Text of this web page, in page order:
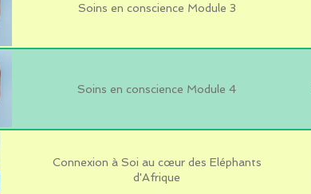
Soins en conscience Module 3
Soins en conscience Module 4
Connexion à Soi au cœur des Eléphants
d'Afrique